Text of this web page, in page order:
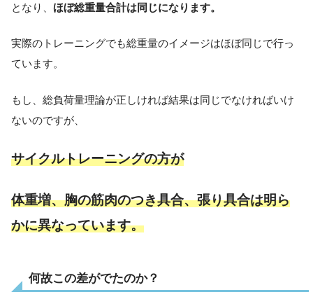
となり、 ほぼ総重量合計は同じになります。
実際のトレーニングでも総重量のイメージはほぼ同じで行っ
ています。
もし、総負荷量理論が正しければ結果は同じでなければいけ
ないのですが、
サイクルトレーニングの方が
体重増、胸の筋肉のつき具合、張り具合は明ら
かに異なっています。
何故この差がでたのか？